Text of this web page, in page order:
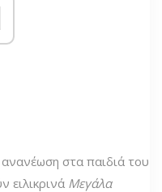
ανανέωση στα παιδιά του
ειλικρινά Μεγάλα